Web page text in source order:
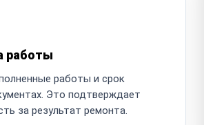
работы
работы и срок
Это подтверждает
за результат ремонта.